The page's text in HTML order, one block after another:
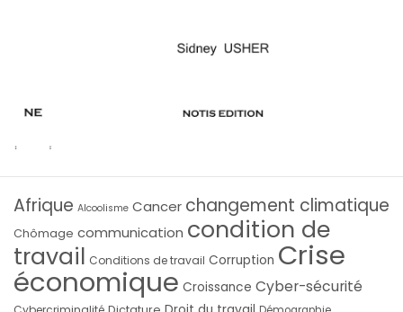
Afrique Alcoolisme Cancer changement climatique
Chômage communication condition de
travail Conditions de travail Corruption Crise
économique Croissance Cyber-sécurité